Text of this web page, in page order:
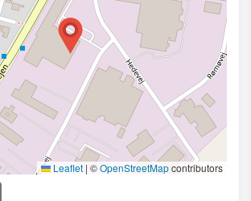
Leaflet | ©OpenStreetMapcontributors